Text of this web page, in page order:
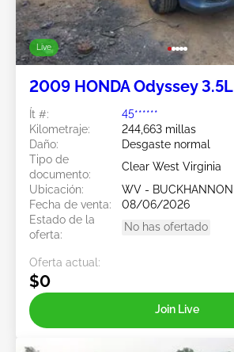
Live
2009 HONDA Odyssey 3.5L
Ít #:
45******
Kilometraje:
244,663 millas
Daño:
Desgaste normal
Tipo de
documento:
Clear West Virginia
Ubicación:
WV - BUCKHANNON
Fecha de venta:
08/06/2026
Estado de la
oferta:
No has ofertado
Oferta actual:
$0
Join Live